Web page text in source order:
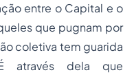
entre o Capital e o
que pugnam por
coletiva tem guarida
através dela que